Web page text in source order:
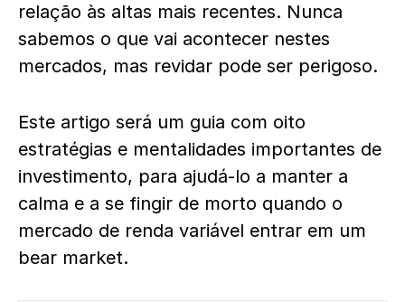
relação às altas mais recentes. Nunca
sabemos o que vai acontecer nestes
mercados, mas revidar pode ser perigoso.
Este artigo será um guia com oito
estratégias e mentalidades importantes de
investimento, para ajudá-lo a manter a
calma e a se fingir de morto quando o
mercado de renda variável entrar em um
bear market.